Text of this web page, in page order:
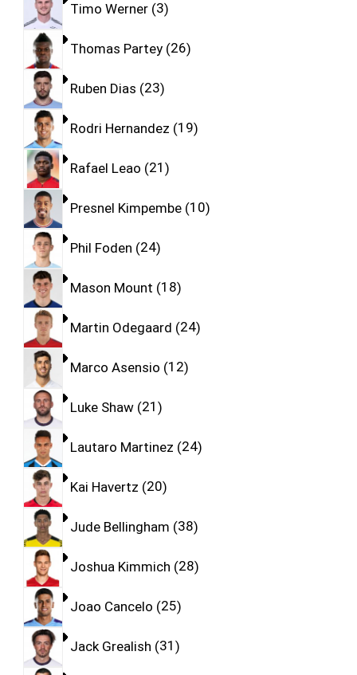
Timo Werner 3
Thomas Partey 26
Ruben Dias 23
Rodri Hernandez 19
Rafael Leao 21
Presnel Kimpembe 10
Phil Foden 24
Mason Mount 18
Martin Odegaard 24
Marco Asensio 12
Luke Shaw 21
Lautaro Martinez 24
Kai Havertz 20
Jude Bellingham 38
Joshua Kimmich 28
Joao Cancelo 25
Jack Grealish 31